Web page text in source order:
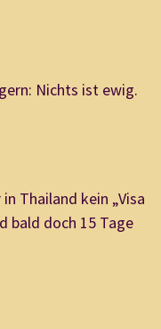
Nichts ist ewig.
Thailand kein „Visa
bald doch 15 Tage